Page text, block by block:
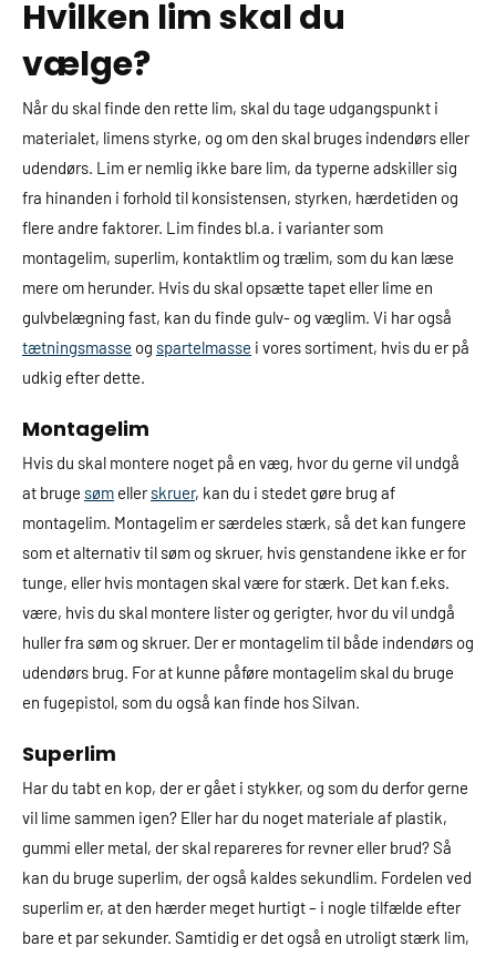
Hvilken lim skal du
vælge?
Når du skal finde den rette lim, skal du tage udgangspunkt i
materialet, limens styrke, og om den skal bruges indendørs eller
udendørs. Lim er nemlig ikke bare lim, da typerne adskiller sig
fra hinanden i forhold til konsistensen, styrken, hærdetiden og
flere andre faktorer. Lim findes bl.a. i varianter som
montagelim, superlim, kontaktlim og trælim, som du kan læse
mere om herunder. Hvis du skal opsætte tapet eller lime en
gulvbelægning fast, kan du finde gulv- og væglim. Vi har også
tætningsmasse og spartelmasse i vores sortiment, hvis du er på
udkig efter dette.
Montagelim
Hvis du skal montere noget på en væg, hvor du gerne vil undgå
at bruge søm ellerskruer, kan du i stedet gøre brug af
montagelim. Montagelim er særdeles stærk, så det kan fungere
som et alternativ til søm og skruer, hvis genstandene ikke er for
tunge, eller hvis montagen skal være for stærk. Det kan f.eks.
være, hvis du skal montere lister og gerigter, hvor du vil undgå
huller fra søm og skruer. Der er montagelim til både indendørs og
udendørs brug. For at kunne påføre montagelim skal du bruge
en fugepistol, som du også kan finde hos Silvan.
Superlim
Har du tabt en kop, der er gået i stykker, og som du derfor gerne
vil lime sammen igen? Eller har du noget materiale af plastik,
gummi eller metal, der skal repareres for revner eller brud? Så
kan du bruge superlim, der også kaldes sekundlim. Fordelen ved
superlim er, at den hærder meget hurtigt – i nogle tilfælde efter
bare et par sekunder. Samtidig er det også en utroligt stærk lim,